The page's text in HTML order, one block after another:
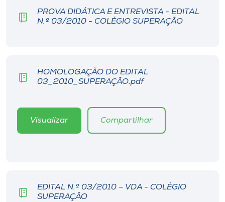
Store
PROVA DIDÁTICA E ENTREVISTA - EDITAL
N.º 03/2010 - COLÉGIO SUPERAÇÃO
HOMOLOGAÇÃO DO EDITAL
03_2010_SUPERAÇÃO.pdf
Visualizar Compartilhar
EDITAL N.º 03/2010 – VDA - COLÉGIO
SUPERAÇÃO